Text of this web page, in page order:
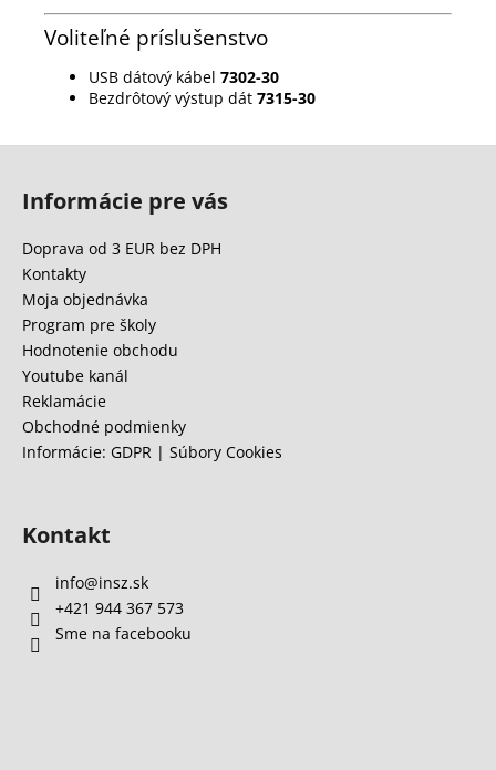
Voliteľné príslušenstvo
USB dátový kábel 7302-30
Bezdrôtový výstup dát 7315-30
Informácie pre vás
Doprava od 3 EUR bez DPH
Kontakty
Moja objednávka
Program pre školy
Hodnotenie obchodu
Youtube kanál
Reklamácie
Obchodné podmienky
Informácie: GDPR | Súbory Cookies
Kontakt
info@insz.sk
+421 944 367 573
Sme na facebooku